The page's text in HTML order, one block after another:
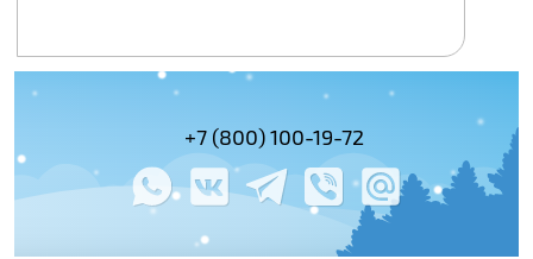
+7 (495)
+7 (800) 100-19-72